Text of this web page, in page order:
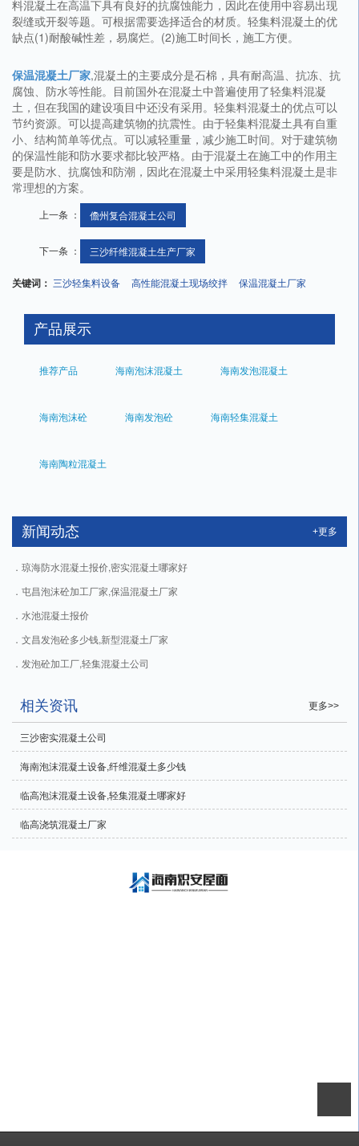
料混凝土在高温下具有良好的抗腐蚀能力，因此在使用中容易出现
裂缝或开裂等题。可根据需要选择适合的材质。轻集料混凝土的优
缺点(1)耐酸碱性差，易腐烂。(2)施工时间长，施工方便。
保温混凝土厂家,混凝土的主要成分是石棉，具有耐高温、抗冻、抗
腐蚀、防水等性能。目前国外在混凝土中普遍使用了轻集料混凝
土，但在我国的建设项目中还没有采用。轻集料混凝土的优点可以
节约资源。可以提高建筑物的抗震性。由于轻集料混凝土具有自重
小、结构简单等优点。可以减轻重量，减少施工时间。对于建筑物
的保温性能和防水要求都比较严格。由于混凝土在施工中的作用主
要是防水、抗腐蚀和防潮，因此在混凝土中采用轻集料混凝土是非
常理想的方案。
上一条 ： 儋州复合混凝土公司
下一条 ： 三沙纤维混凝土生产厂家
关键词： 三沙轻集料设备 高性能混凝土现场绞拌 保温混凝土厂家
产品展示
推荐产品 海南泡沫混凝土 海南发泡混凝土
海南泡沫砼 海南发泡砼 海南轻集混凝土
海南陶粒混凝土
新闻动态 +更多
琼海防水混凝土报价,密实混凝土哪家好
屯昌泡沫砼加工厂家,保温混凝土厂家
水池混凝土报价
文昌发泡砼多少钱,新型混凝土厂家
发泡砼加工厂,轻集混凝土公司
相关资讯 更多>>
三沙密实混凝土公司
海南泡沫混凝土设备,纤维混凝土多少钱
临高泡沫混凝土设备,轻集混凝土哪家好
临高浇筑混凝土厂家